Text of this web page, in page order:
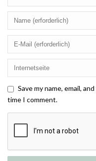
Save my name, email,
time I comment.